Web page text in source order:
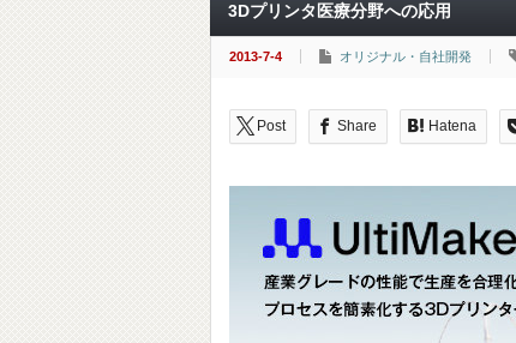
3Dプリンタ医療分野への応用
2013-7-4 オリジナル・自社開発
Post Share Hatena